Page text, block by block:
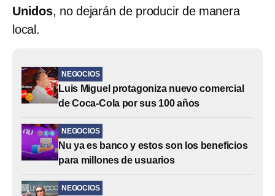
Unidos, no dejarán de producir de manera
local.
NEGOCIOS
Luis Miguel protagoniza nuevo comercial
de Coca-Cola por sus 100 años
NEGOCIOS
Nu ya es banco y estos son los beneficios
para millones de usuarios
NEGOCIOS